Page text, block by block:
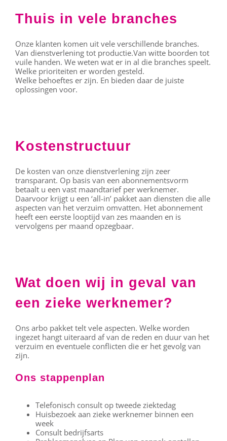
Thuis in vele branches
Onze klanten komen uit vele verschillende branches.
Van dienstverlening tot productie.Van witte boorden tot
vuile handen. We weten wat er in al die branches speelt.
Welke prioriteiten er worden gesteld.
Welke behoeftes er zijn. En bieden daar de juiste
oplossingen voor.
Kostenstructuur
De kosten van onze dienstverlening zijn zeer
transparant. Op basis van een abonnementsvorm
betaalt u een vast maandtarief per werknemer.
Daarvoor krijgt u een ‘all-in’ pakket aan diensten die alle
aspecten van het verzuim omvatten. Het abonnement
heeft een eerste looptijd van zes maanden en is
vervolgens per maand opzegbaar.
Wat doen wij in geval van
een zieke werknemer?
Ons arbo pakket telt vele aspecten. Welke worden
ingezet hangt uiteraard af van de reden en duur van het
verzuim en eventuele conflicten die er het gevolg van
zijn.
Ons stappenplan
Telefonisch consult op tweede ziektedag
Huisbezoek aan zieke werknemer binnen een
week
Consult bedrijfsarts